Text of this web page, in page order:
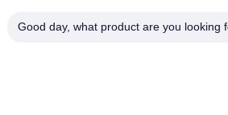
Good day, what product are you looking